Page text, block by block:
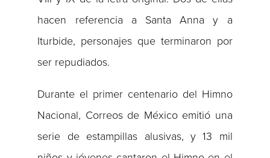
hacen referencia a Santa Anna y a
Iturbide, personajes que terminaron por
ser repudiados.
Durante el primer centenario del Himno
Nacional, Correos de México emitió una
serie de estampillas alusivas, y 13 mil